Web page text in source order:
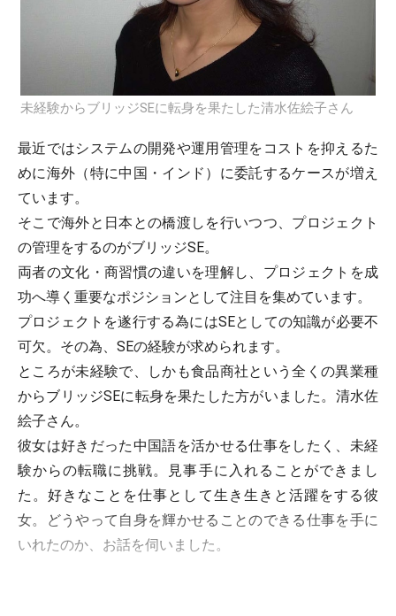
未経験からブリッジSEに転身を果たした清水佐絵子さん
最近ではシステムの開発や運用管理をコストを抑えるた
めに海外（特に中国・インド）に委託するケースが増え
ています。
そこで海外と日本との橋渡しを行いつつ、プロジェクト
の管理をするのがブリッジSE。
両者の文化・商習慣の違いを理解し、プロジェクトを成
功へ導く重要なポジションとして注目を集めています。
プロジェクトを遂行する為にはSEとしての知識が必要不
可欠。その為、SEの経験が求められます。
ところが未経験で、しかも食品商社という全くの異業種
からブリッジSEに転身を果たした方がいました。清水佐
絵子さん。
彼女は好きだった中国語を活かせる仕事をしたく、未経
験からの転職に挑戦。見事手に入れることができまし
た。好きなことを仕事として生き生きと活躍をする彼
女。どうやって自身を輝かせることのできる仕事を手に
いれたのか、お話を伺いました。